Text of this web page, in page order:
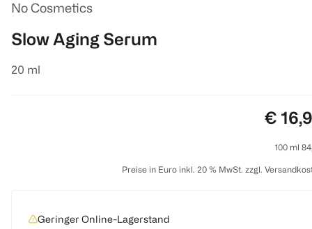
No Cosmetics
Slow Aging Serum
20 ml
Preis:
€
100 ml
Preise in Euro inkl. 20 % MwSt. zzgl.
Geringer Online-Lagerstand